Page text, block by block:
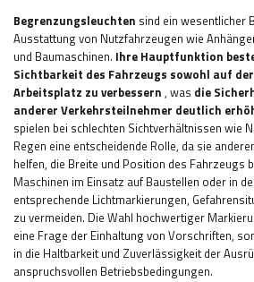
Begrenzungsleuchten sind ein wesentlicher
Ausstattung von Nutzfahrzeugen wie
und Baumaschinen. Ihre Hauptfunktion
Sichtbarkeit des Fahrzeugs sowohl auf
Arbeitsplatz zu verbessern , was die
anderer Verkehrsteilnehmer deutlich
spielen bei schlechten Sichtverhältnissen wie
Regen eine entscheidende Rolle, da sie
helfen, die Breite und Position des Fahrzeugs
Maschinen im Einsatz auf Baustellen oder in
entsprechende Lichtmarkierungen,
zu vermeiden. Die Wahl hochwertiger
eine Frage der Einhaltung von Vorschriften,
in die Haltbarkeit und Zuverlässigkeit der
anspruchsvollen Betriebsbedingungen.